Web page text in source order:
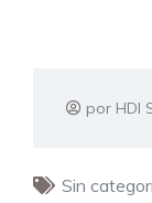
por HDI
Sin